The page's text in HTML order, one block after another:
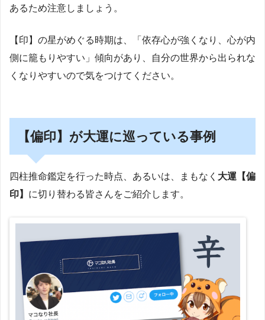
あるため注意しましょう。
【印】の星がめぐる時期は、「依存心が強くなり、心が内
側に籠もりやすい」傾向があり、自分の世界から出られな
くなりやすいので気をつけてください。
【偏印】が大運に巡っている事例
四柱推命鑑定を行った時点、あるいは、まもなく 大運【偏
印】 に切り替わる皆さんをご紹介します。